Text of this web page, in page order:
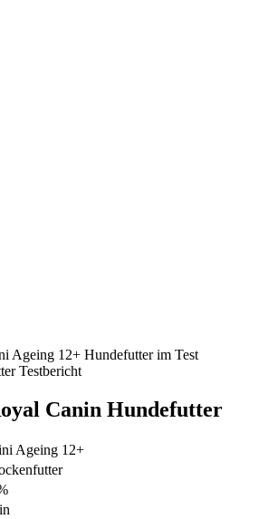
Ageing 12+ Hundefutter im Test
Testbericht
Canin Hundefutter
Ageing 12+